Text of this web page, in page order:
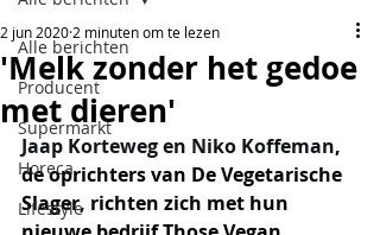
Alle berichten
Producent
Supermarkt
Horeca
Lifestyle
'Melk zonder het gedoe
met dieren'
2 jun 2020 2 minuten om te lezen
Jaap Korteweg en Niko Koffeman,
de oprichters van De Vegetarische
Slager, richten zich met hun